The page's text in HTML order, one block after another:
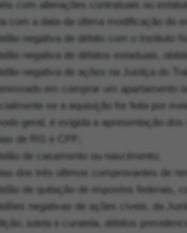
com alterações contratuais ou
com a data da última modificação do
negativa de débito com o Instituto
negativa de débitos estaduais,
negativa de ações na Justiça do
em comprar um apartamento
se a aquisição for feita por
geral, é exigida a apresentação
de RG e CPF;
de casamento ou nascimento;
dos três últimos comprovantes de
de quitação de impostos federais,
negativas de ações cíveis, da
tutela e curatela, débitos